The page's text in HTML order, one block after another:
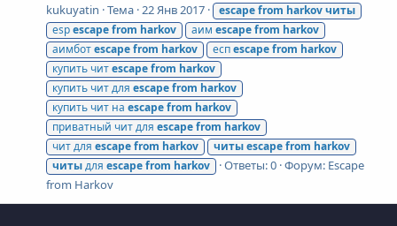
kukuyatin Тема 22 Янв 2017 escapefrom harkovчиты
espescapefrom harkov аим escapefrom harkov
аимботescapefrom harkov еспescapefrom harkov
купить читescapefrom harkov
купить чит для escapefrom harkov
купить чит на escapefrom harkov
приватный чит для escapefrom harkov
чит для escapefrom harkov читыescapefrom harkov
читыдля escapefrom harkov Ответы: 0 Форум: Escape
from Harkov